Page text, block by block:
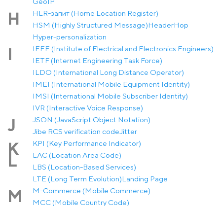
H
HLR-запит (Home Location Register)
HSM (Highly Structured Message)HeaderHop
Hyper-personalization
I
IEEE (Institute of Electrical and Electronics Engineers)
IETF (Internet Engineering Task Force)
ILDO (International Long Distance Operator)
IMEI (International Mobile Equipment Identity)
IMSI (International Mobile Subscriber Identity)
IVR (Interactive Voice Response)
J
JSON (JavaScript Object Notation)
Jibe RCS verification codeJitter
K KPI (Key Performance Indicator)
L
LAC (Location Area Code)
LBS (Location-Based Services)
LTE (Long Term Evolution)Landing Page
M
M-Commerce (Mobile Commerce)
MCC (Mobile Country Code)